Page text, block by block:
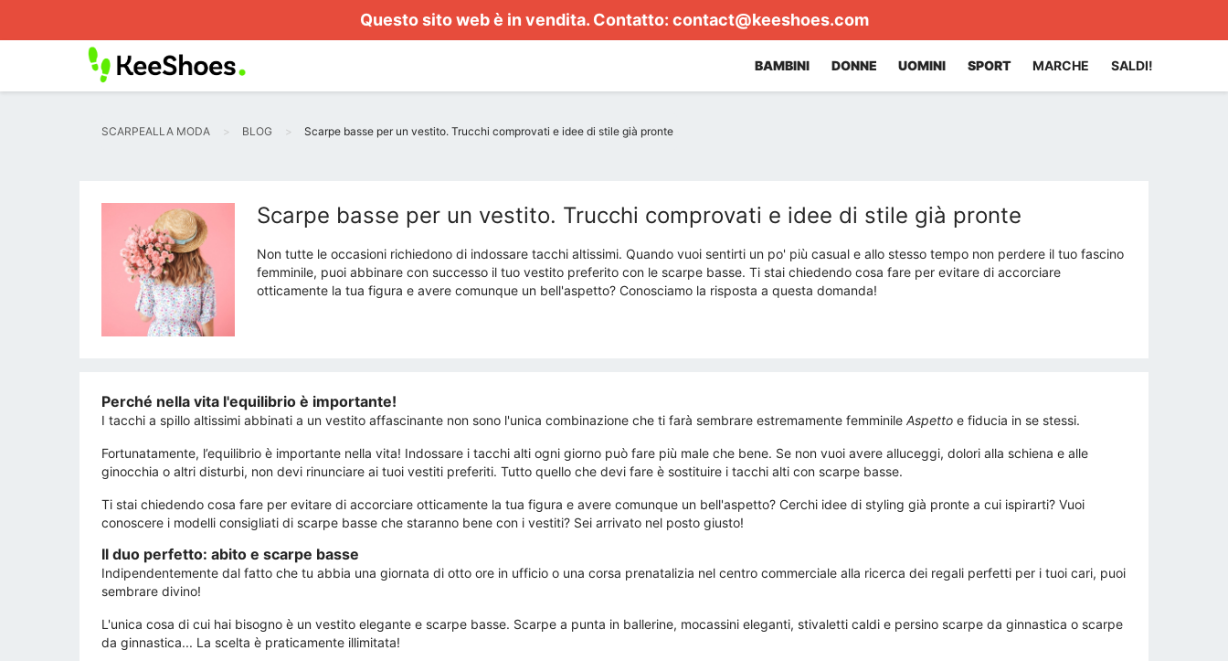
Questo sito web è in vendita. Contatto: contact@keeshoes.com
BAMBINI DONNE UOMINI SPORT MARCHE SALDI!
SCARPEALLA MODA BLOG Scarpe basse per un vestito. Trucchi comprovati e idee di stile già pronte
Scarpe basse per un vestito. Trucchi comprovati e idee di stile già pronte
Non tutte le occasioni richiedono di indossare tacchi altissimi. Quando vuoi sentirti un po' più casual e allo stesso tempo non perdere il tuo fascino
femminile, puoi abbinare con successo il tuo vestito preferito con le scarpe basse. Ti stai chiedendo cosa fare per evitare di accorciare
otticamente la tua figura e avere comunque un bell'aspetto? Conosciamo la risposta a questa domanda!
Perché nella vita l'equilibrio è importante!
I tacchi a spillo altissimi abbinati a un vestito affascinante non sono l'unica combinazione che ti farà sembrare estremamente femminile Aspetto e fiducia in se stessi.
Fortunatamente, l’equilibrio è importante nella vita! Indossare i tacchi alti ogni giorno può fare più male che bene. Se non vuoi avere alluceggi, dolori alla schiena e alle
ginocchia o altri disturbi, non devi rinunciare ai tuoi vestiti preferiti. Tutto quello che devi fare è sostituire i tacchi alti con scarpe basse.
Ti stai chiedendo cosa fare per evitare di accorciare otticamente la tua figura e avere comunque un bell'aspetto? Cerchi idee di styling già pronte a cui ispirarti? Vuoi
conoscere i modelli consigliati di scarpe basse che staranno bene con i vestiti? Sei arrivato nel posto giusto!
Il duo perfetto: abito e scarpe basse
Indipendentemente dal fatto che tu abbia una giornata di otto ore in ufficio o una corsa prenatalizia nel centro commerciale alla ricerca dei regali perfetti per i tuoi cari, puoi
sembrare divino!
L'unica cosa di cui hai bisogno è un vestito elegante e scarpe basse. Scarpe a punta in ballerine, mocassini eleganti, stivaletti caldi e persino scarpe da ginnastica o scarpe
da ginnastica... La scelta è praticamente illimitata!